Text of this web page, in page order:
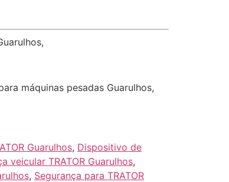
máquinas pesadas Guarulhos,
Guarulhos, Dispositivo de
veicular TRATOR Guarulhos,
, Segurança para TRATOR